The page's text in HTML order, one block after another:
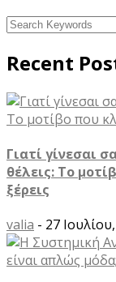
Recent
Γιατί γίνεσαι
θέλεις: Το
ξέρεις
valia - 27